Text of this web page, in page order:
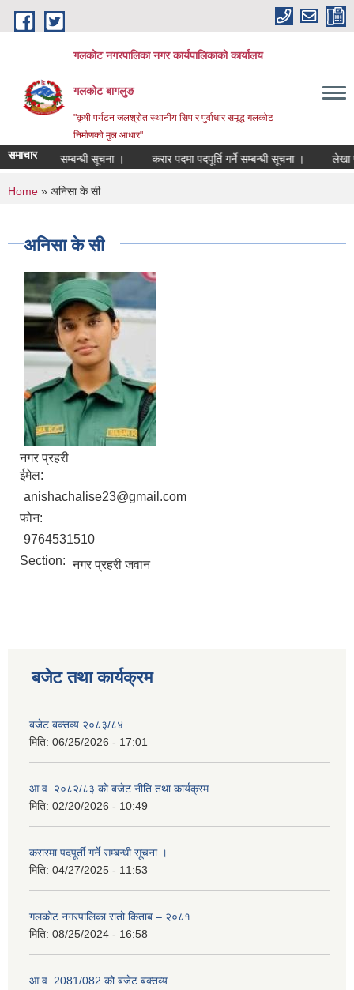
Skip to main content
गलकोट नगरपालिका नगर कार्यपालिकाको कार्यालय
गलकोट बागलुङ
"कृषी पर्यटन जलश्रोत स्थानीय सिप र पुर्वाधार समृद्ध गलकोट
निर्माणको मुल आधार"
समाचार
सहमति सम्बन्धी सूचना । करार पदमा पदपूर्ति गर्ने सम्बन्धी सूचना । लेखा
You are here
Home » अनिसा के सी
अनिसा के सी
नगर प्रहरी
ईमेल:
anishachalise23@gmail.com
फोन:
9764531510
Section: नगर प्रहरी जवान
बजेट तथा कार्यक्रम
बजेट बक्तव्य २०८३/८४
मिति: 06/25/2026 - 17:01
आ.व. २०८२/८३ को बजेट नीति तथा कार्यक्रम
मिति: 02/20/2026 - 10:49
करारमा पदपूर्ती गर्ने सम्बन्धी सूचना ।
मिति: 04/27/2025 - 11:53
गलकोट नगरपालिका रातो किताब – २०८१
मिति: 08/25/2024 - 16:58
आ.व. 2081/082 को बजेट बक्तव्य